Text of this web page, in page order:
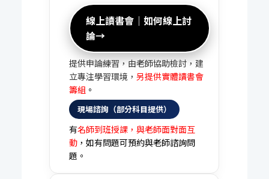
線上讀書會｜如何線上討
論→
提供申論練習，由老師協助檢討，建
立專注學習環境，另提供實體讀書會
籌組 。
現場諮詢（部分科目提供）
有名師到班授課，與老師面對面互
動 ，如有問題可預約與老師諮詢問
題。